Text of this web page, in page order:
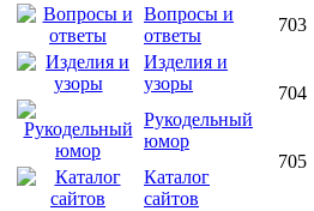
Вопросы и
ответы
Изделия и
узоры
Рукодельный
юмор
Каталог
сайтов
703
704
705